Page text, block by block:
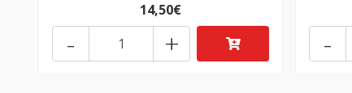
14,50€
+
- -